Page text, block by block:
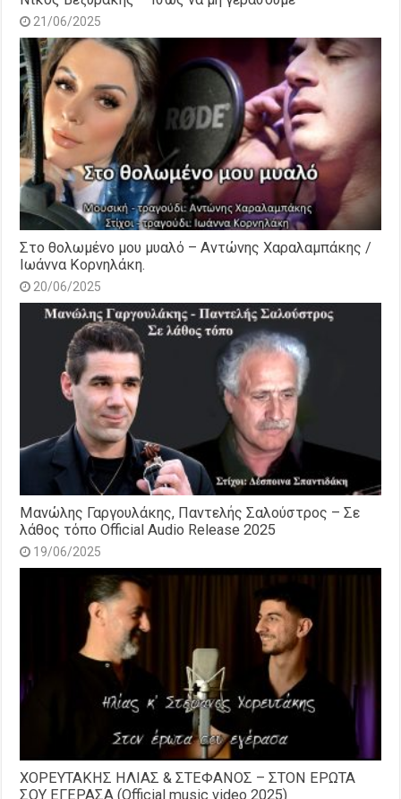
21/06/2025
Στο θολωμένο μου μυαλό – Αντώνης Χαραλαμπάκης /
Ιωάννα Κορνηλάκη.
20/06/2025
Μανώλης Γαργουλάκης, Παντελής Σαλούστρος – Σε
λάθος τόπο Official Audio Release 2025
19/06/2025
ΧΟΡΕΥΤΑΚΗΣ ΗΛΙΑΣ & ΣΤΕΦΑΝΟΣ – ΣΤΟΝ ΕΡΩΤΑ
ΣΟΥ ΕΓΕΡΑΣΑ (Official music video 2025)